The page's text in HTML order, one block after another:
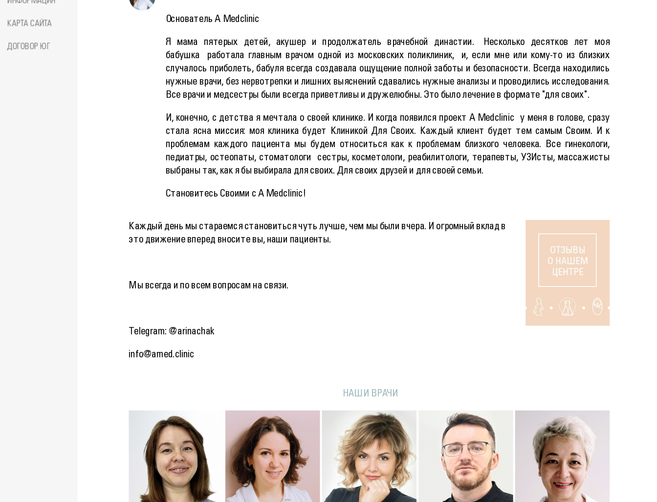
КАРТА САЙТА
ДОГОВОР ЮГ
Основатель A Medclinic
Я мама пятерых детей, акушер и продолжатель врачебной династии. Несколько десятков лет моя
бабушка работала главным врачом одной из московских поликлиник, и, если мне или кому-то из близких
случалось приболеть, бабуля всегда создавала ощущение полной заботы и безопасности. Всегда находились
нужные врачи, без нервотрепки и лишних выяснений сдавались нужные анализы и проводились исследования.
Все врачи и медсестры были всегда приветливы и дружелюбны. Это было лечение в формате "для своих".
И, конечно, с детства я мечтала о своей клинике. И когда появился проект A Medclinic у меня в голове, сразу
стала ясна миссия: моя клиника будет Клиникой Для Своих. Каждый клиент будет тем самым Своим. И к
проблемам каждого пациента мы будем относиться как к проблемам близкого человека. Все гинекологи,
педиатры, остеопаты, стоматологи сестры, косметологи, реабилитологи, терапевты, УЗИсты, массажисты
выбраны так, как я бы выбирала для своих. Для своих друзей и для своей семьи.
Становитесь Своими с A Medclinic!
Каждый день мы стараемся становиться чуть лучше, чем мы были вчера. И огромный вклад в
это движение вперед вносите вы, наши пациенты.
Мы всегда и по всем вопросам на связи.
Telegram: @arinachak
info@amed.clinic
НАШИ ВРАЧИ